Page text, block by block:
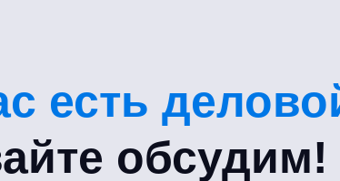
есть
обсудим!